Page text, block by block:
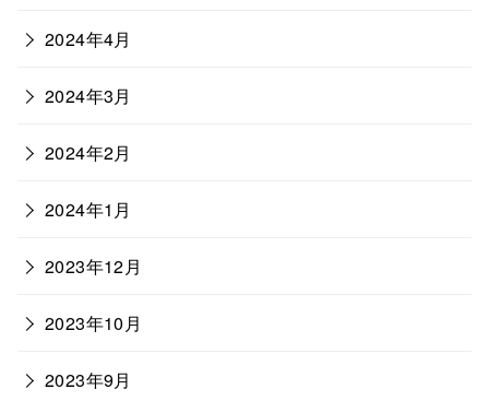
2024年4月
2024年3月
2024年2月
2024年1月
2023年12月
2023年10月
2023年9月